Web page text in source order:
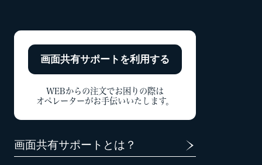
画面共有サポートを利用する
WEBからの注文でお困りの際は
オペレーターがお手伝いいたします。
画面共有サポートとは？